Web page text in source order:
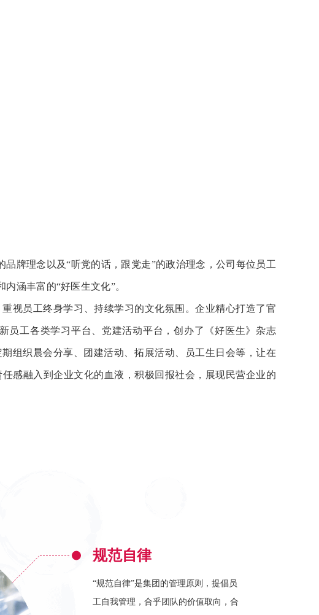
牌理念以及“听党的话，跟党走”的政治理念，公司每位员工
涵丰富的“好医生文化”。
视员工终身学习、持续学习的文化氛围。企业精心打造了官
员工各类学习平台、党建活动平台，创办了《好医生》杂志
组织晨会分享、团建活动、拓展活动、员工生日会等，让在
感融入到企业文化的血液，积极回报社会，展现民营企业的
规范自律
“规范自律”是集团的管理原则，提倡员
工自我管理，合乎团队的价值取向，合